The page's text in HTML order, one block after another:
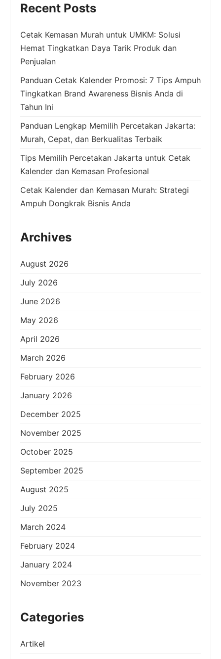
Recent Posts
Cetak Kemasan Murah untuk UMKM: Solusi
Hemat Tingkatkan Daya Tarik Produk dan
Penjualan
Panduan Cetak Kalender Promosi: 7 Tips Ampuh
Tingkatkan Brand Awareness Bisnis Anda di
Tahun Ini
Panduan Lengkap Memilih Percetakan Jakarta:
Murah, Cepat, dan Berkualitas Terbaik
Tips Memilih Percetakan Jakarta untuk Cetak
Kalender dan Kemasan Profesional
Cetak Kalender dan Kemasan Murah: Strategi
Ampuh Dongkrak Bisnis Anda
Archives
August 2026
July 2026
June 2026
May 2026
April 2026
March 2026
February 2026
January 2026
December 2025
November 2025
October 2025
September 2025
August 2025
July 2025
March 2024
February 2024
January 2024
November 2023
Categories
Artikel